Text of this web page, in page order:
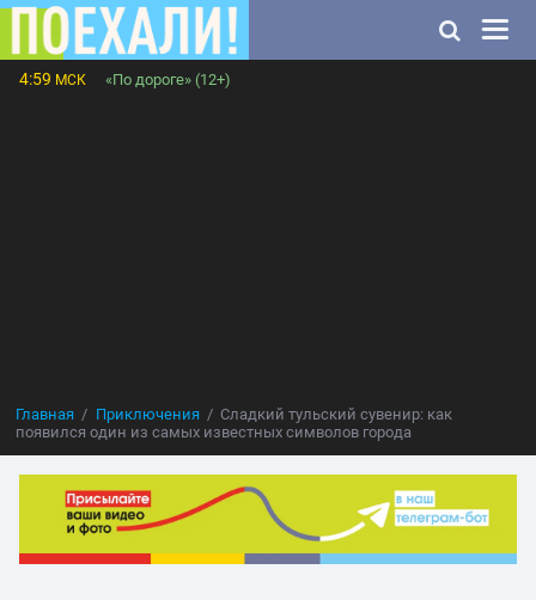
4:59 МСК «По дороге» (12+)
Главная Приключения
Сладкий тульский сувенир: как
появился один из самых известных символов города